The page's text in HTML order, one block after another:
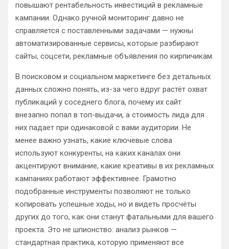
повышают рентабельность инвестиций в рекламные
кампании. Однако ручной мониторинг давно не
справляется с поставленными задачами — нужны
автоматизированные сервисы, которые разбирают
сайты, соцсети, рекламные объявления по кирпичикам.
В поисковом и социальном маркетинге без детальных
данных сложно понять, из-за чего вдруг растёт охват
публикаций у соседнего блога, почему их сайт
внезапно попал в топ-выдачи, а стоимость лида для
них падает при одинаковой с вами аудитории. Не
менее важно узнать, какие ключевые слова
используют конкуренты, на каких каналах они
акцентируют внимание, какие креативы в их рекламных
кампаниях работают эффективнее. Грамотно
подобранные инструменты позволяют не только
копировать успешные ходы, но и видеть просчёты
других до того, как они станут фатальными для вашего
проекта. Это не шпионство: анализ рынков —
стандартная практика, которую применяют все